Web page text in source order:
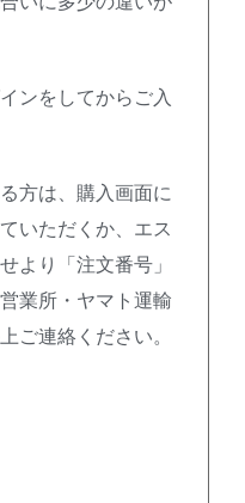
ンをしてからご入
方は、購入画面に
いただくか、エス
より「注文番号」
業所・ヤマト運輸
ご連絡ください。